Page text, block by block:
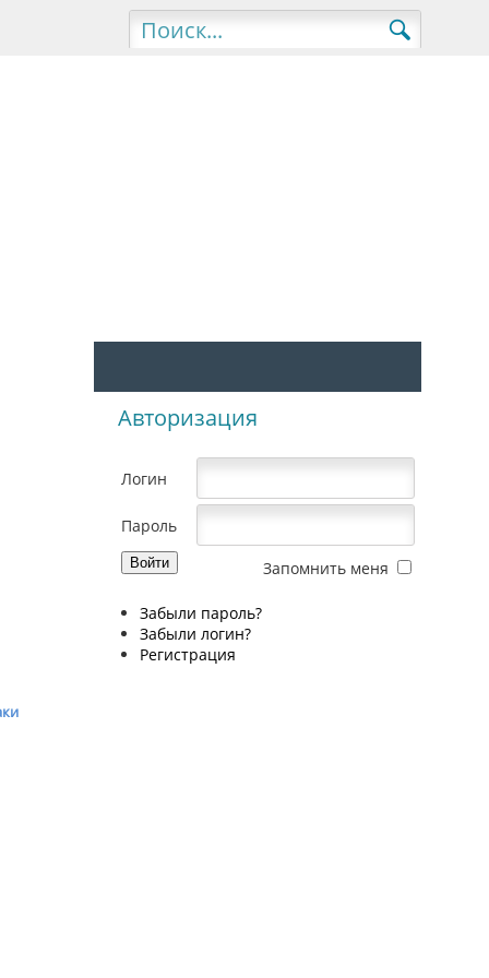
Авторизация
Логин
Пароль
Запомнить меня
Забыли пароль?
Забыли логин?
Регистрация